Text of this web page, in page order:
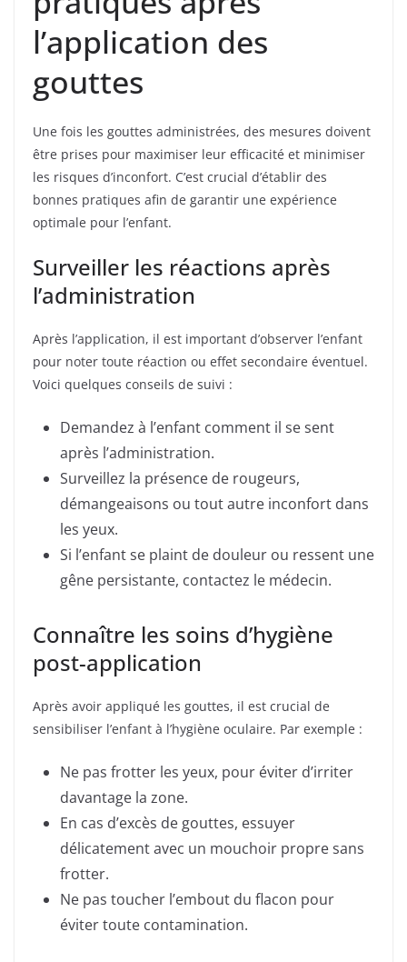
l’application des
gouttes
Une fois les gouttes administrées, des mesures doivent
être prises pour maximiser leur efficacité et minimiser
les risques d’inconfort. C’est crucial d’établir des
bonnes pratiques afin de garantir une expérience
optimale pour l’enfant.
Surveiller les réactions après
l’administration
Après l’application, il est important d’observer l’enfant
pour noter toute réaction ou effet secondaire éventuel.
Voici quelques conseils de suivi :
Demandez à l’enfant comment il se sent
après l’administration.
Surveillez la présence de rougeurs,
démangeaisons ou tout autre inconfort dans
les yeux.
Si l’enfant se plaint de douleur ou ressent une
gêne persistante, contactez le médecin.
Connaître les soins d’hygiène
post-application
Après avoir appliqué les gouttes, il est crucial de
sensibiliser l’enfant à l’hygiène oculaire. Par exemple :
Ne pas frotter les yeux, pour éviter d’irriter
davantage la zone.
En cas d’excès de gouttes, essuyer
délicatement avec un mouchoir propre sans
frotter.
Ne pas toucher l’embout du flacon pour
éviter toute contamination.